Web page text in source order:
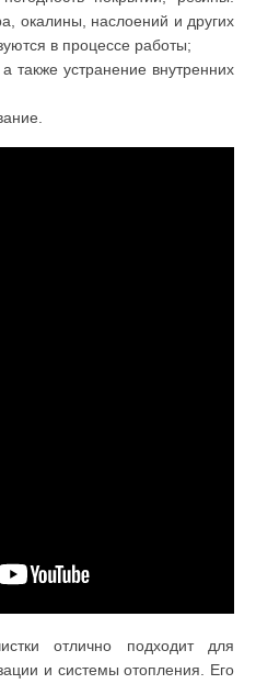
окалины, наслоений и других
в процессе работы;
также устранение внутренних
отлично подходит для
и системы отопления. Его